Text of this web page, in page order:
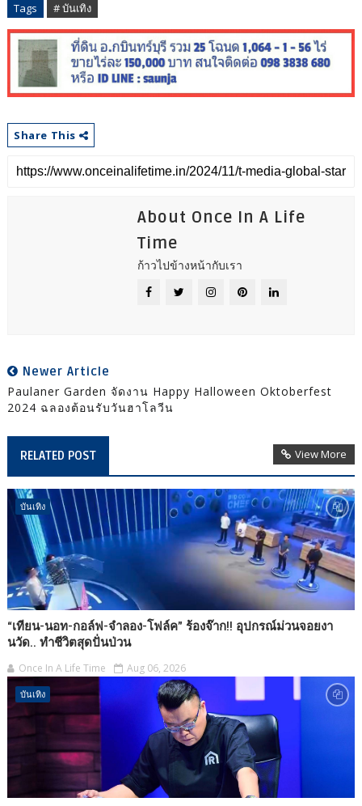
Tags # บันเทิง
Share This
About Once In A Life
Time
ก้าวไปข้างหน้ากับเรา
Newer Article
Paulaner Garden จัดงาน Happy Halloween Oktoberfest
2024 ฉลองต้อนรับวันฮาโลวีน
RELATED POST View More
บันเทิง
“เทียน-นอท-กอล์ฟ-จำลอง-โฟล์ค” ร้องจ๊าก!! อุปกรณ์ม่วนจอยงา
นวัด.. ทำชีวิตสุดปั่นป่วน
Once In A Life Time Aug 06, 2026
บันเทิง